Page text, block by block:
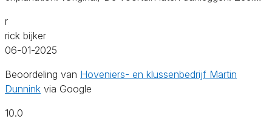
r
rick bijker
06-01-2025
Beoordeling van Hoveniers- en klussenbedrijf Martin
Dunnink via Google
10.0